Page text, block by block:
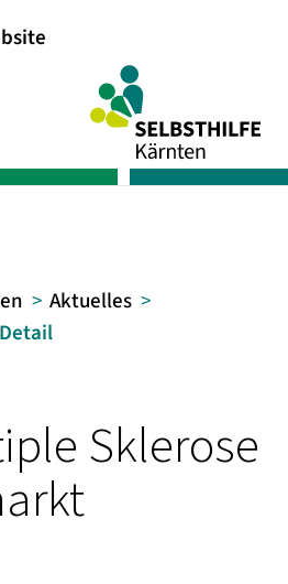
Aktuelles
Detail
Sklerose